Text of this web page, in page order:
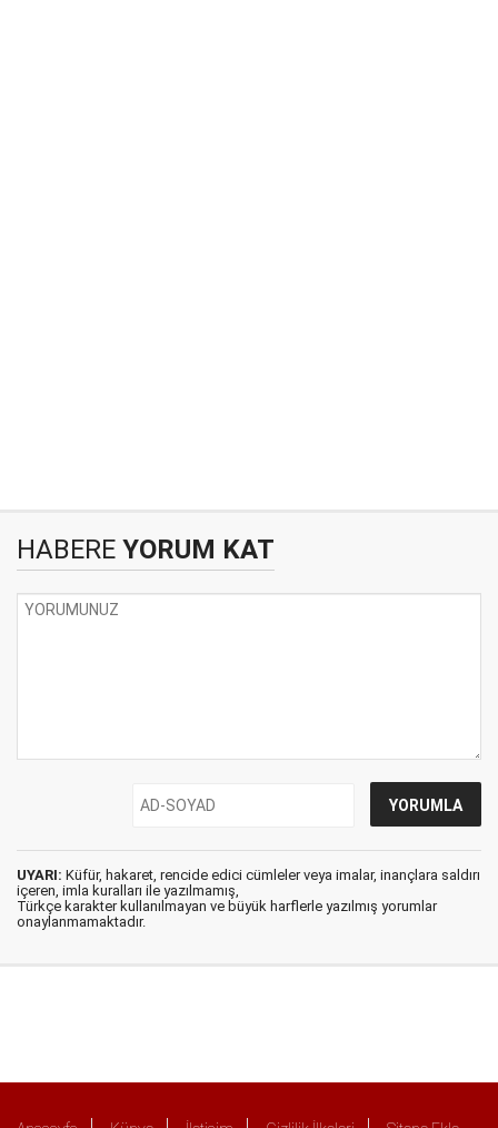
HABERE YORUM KAT
UYARI: Küfür, hakaret, rencide edici cümleler veya imalar, inançlara saldırı
içeren, imla kuralları ile yazılmamış,
Türkçe karakter kullanılmayan ve büyük harflerle yazılmış yorumlar
onaylanmamaktadır.